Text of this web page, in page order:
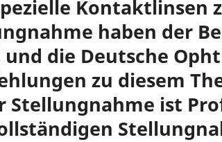
Kontaktlinsen
haben der
und die Deutsche
zu diesem
Stellungnahme ist